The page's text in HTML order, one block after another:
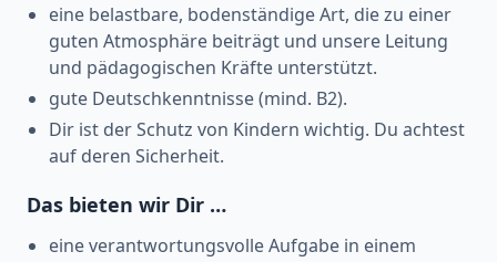
eine belastbare, bodenständige Art, die zu einer
guten Atmosphäre beiträgt und unsere Leitung
und pädagogischen Kräfte unterstützt.
gute Deutschkenntnisse (mind. B2).
Dir ist der Schutz von Kindern wichtig. Du achtest
auf deren Sicherheit.
Das bieten wir Dir …
eine verantwortungsvolle Aufgabe in einem